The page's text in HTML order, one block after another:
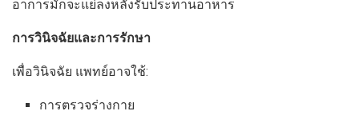
อาการมักจะแย่ลงหลังรับประทานอาหาร
การวินิจฉัยและการรักษา
เพื่อวินิจฉัย แพทย์อาจใช้:
การตรวจร่างกาย